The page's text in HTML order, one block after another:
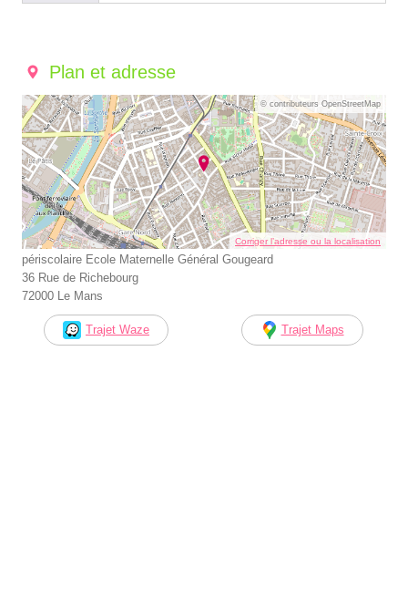
Plan et adresse
© contributeurs OpenStreetMap
Corriger l’adresse ou la localisation
périscolaire Ecole Maternelle Général Gougeard
36 Rue de Richebourg
72000 Le Mans
Trajet Waze Trajet Maps